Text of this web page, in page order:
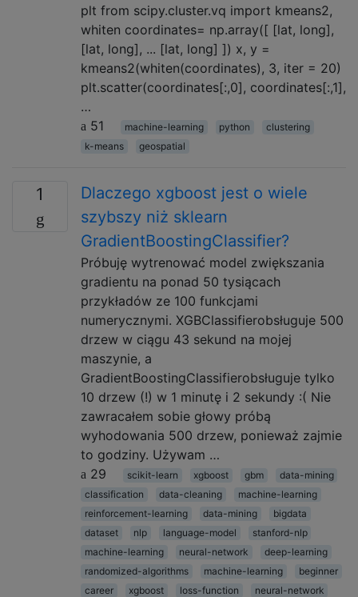
plt from scipy.cluster.vq import kmeans2,
whiten coordinates= np.array([ [lat, long],
[lat, long], ... [lat, long] ]) x, y =
kmeans2(whiten(coordinates), 3, iter = 20)
plt.scatter(coordinates[:,0], coordinates[:,1],
…
51
machine-learning python
clustering
k-means
geospatial
1
Dlaczego xgboost jest o wiele
szybszy niż sklearn
GradientBoostingClassifier?
Próbuję wytrenować model zwiększania
gradientu na ponad 50 tysiącach
przykładów ze 100 funkcjami
numerycznymi. XGBClassifierobsługuje 500
drzew w ciągu 43 sekund na mojej
maszynie, a
GradientBoostingClassifierobsługuje tylko
10 drzew (!) w 1 minutę i 2 sekundy :( Nie
zawracałem sobie głowy próbą
wyhodowania 500 drzew, ponieważ zajmie
to godziny. Używam …
29
scikit-learn xgboost gbm
data-mining
classification
data-cleaning
machine-learning
reinforcement-learning
data-mining
bigdata
dataset
nlp language-model
stanford-nlp
machine-learning
neural-network
deep-learning
randomized-algorithms
machine-learning
beginner
career
xgboost loss-function
neural-network